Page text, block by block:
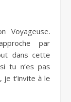
par
dans cette
tu n’es pas
, je t’invite à le